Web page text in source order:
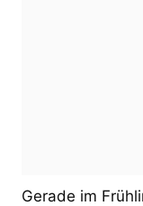
Gerade im